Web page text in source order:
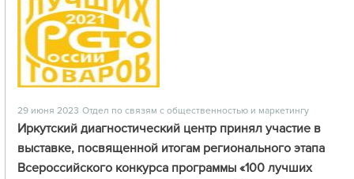
29 июня 2023 Отдел по связям с общественностью и маркетингу
Иркутский диагностический центр принял участие в
выставке, посвященной итогам регионального этапа
Всероссийского конкурса программы «100 лучших